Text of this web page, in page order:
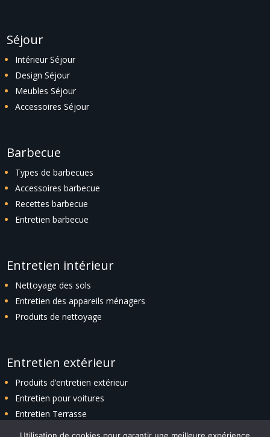
Séjour
Intérieur Séjour
Design Séjour
Meubles Séjour
Accessoires Séjour
Barbecue
Types de barbecues
Accessoires barbecue
Recettes barbecue
Entretien barbecue
Entretien intérieur
Nettoyage des sols
Entretien des appareils ménagers
Produits de nettoyage
Entretien extérieur
Produits d’entretien extérieur
Entretien pour voitures
Entretien Terrasse
Entretien espaces verts